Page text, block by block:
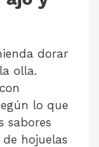
dorar
olla.
lo que
sabores
hojuelas